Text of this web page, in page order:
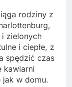
rodziny z
i zielonych
i ciepłe, z
spędzić czas
kawiarni
jak w domu.